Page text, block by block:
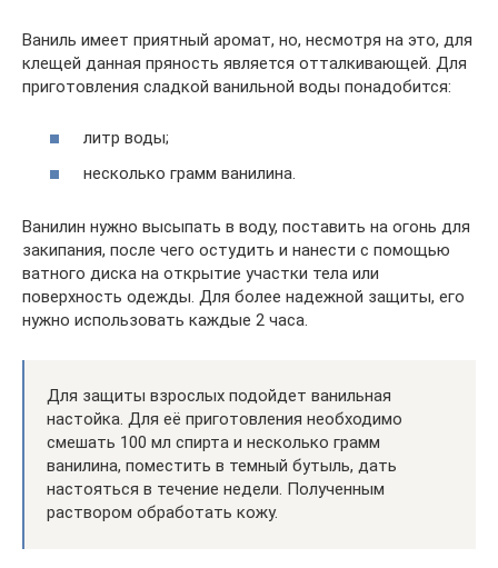
Ваниль имеет приятный аромат, но, несмотря на это, для
клещей данная пряность является отталкивающей. Для
приготовления сладкой ванильной воды понадобится:
литр воды;
несколько грамм ванилина.
Ванилин нужно высыпать в воду, поставить на огонь для
закипания, после чего остудить и нанести с помощью
ватного диска на открытие участки тела или
поверхность одежды. Для более надежной защиты, его
нужно использовать каждые 2 часа.
Для защиты взрослых подойдет ванильная
настойка. Для её приготовления необходимо
смешать 100 мл спирта и несколько грамм
ванилина, поместить в темный бутыль, дать
настояться в течение недели. Полученным
раствором обработать кожу.